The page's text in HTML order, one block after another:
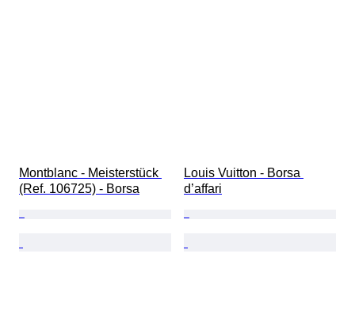
Montblanc - Meisterstück
(Ref. 106725) - Borsa
Louis Vuitton - Borsa
d’affari